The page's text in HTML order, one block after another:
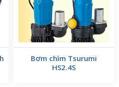
Bơm chìm Tsurumi
HS2.4S